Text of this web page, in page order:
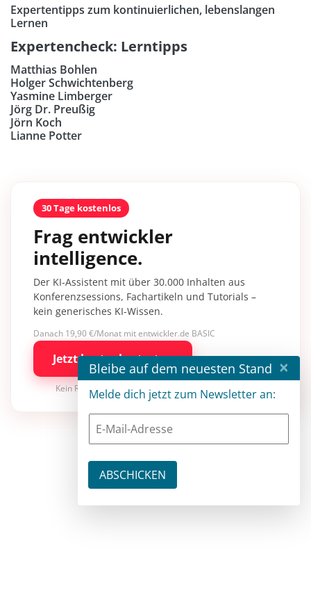
Expertentipps zum kontinuierlichen, lebenslangen
Lernen
Expertencheck: Lerntipps
Matthias Bohlen
Holger Schwichtenberg
Yasmine Limberger
Jörg Dr. Preußig
Jörn Koch
Lianne Potter
30 Tage kostenlos
Frag entwickler
intelligence.
Der KI-Assistent mit über 30.000 Inhalten aus
Konferenzsessions, Fachartikeln und Tutorials –
kein generisches KI-Wissen.
Danach 19,90 €/Monat mit entwickler.de BASIC
Jetzt kostenlos testen
Kein Risiko · jederzeit kündbar
Bleibe auf dem neuesten Stand ×
Melde dich jetzt zum Newsletter an: